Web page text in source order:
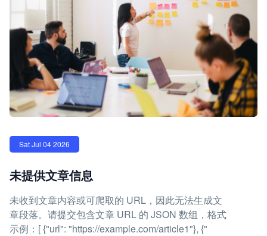
Sat Jul 04 2026
未提供文章信息
未收到文章内容或可爬取的 URL，因此无法生成文
章段落。请提交包含文章 URL 的 JSON 数组，格式
示例：[ {"url": "https://example.com/article1"}, {"